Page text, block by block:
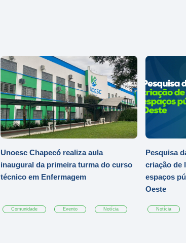
Unoesc Chapecó realiza aula
inaugural da primeira turma do curso
técnico em Enfermagem
Comunidade Evento Notícia
Pesquisa
criação de
espaços
Oeste
Notícia